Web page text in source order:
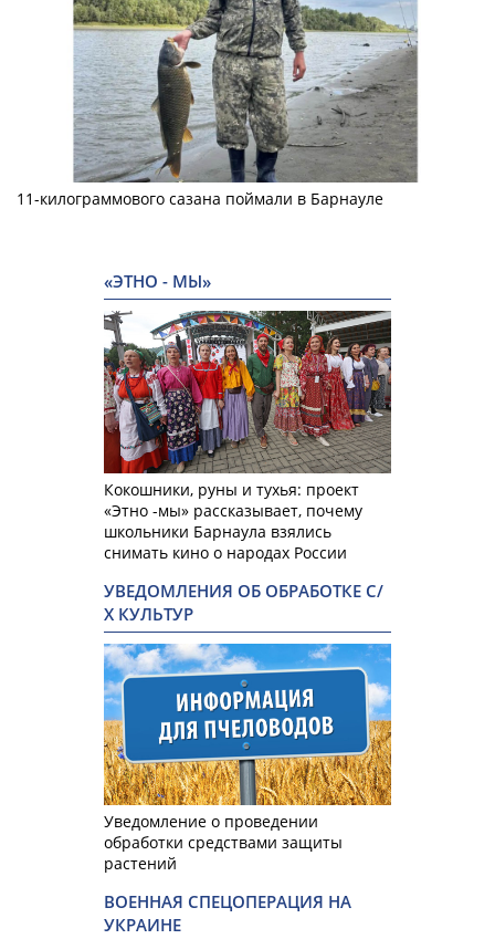
11-килограммового сазана поймали в Барнауле
«ЭТНО - МЫ»
Кокошники, руны и тухья: проект
«Этно -мы» рассказывает, почему
школьники Барнаула взялись
снимать кино о народах России
УВЕДОМЛЕНИЯ ОБ ОБРАБОТКЕ С/
Х КУЛЬТУР
Уведомление о проведении
обработки средствами защиты
растений
ВОЕННАЯ СПЕЦОПЕРАЦИЯ НА
УКРАИНЕ